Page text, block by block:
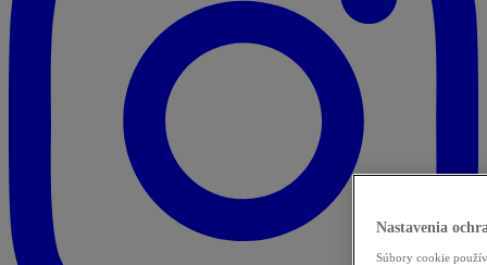
Nastavenia
Súbory cookie